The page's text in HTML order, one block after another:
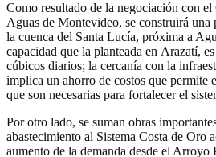
Como resultado de la negociación con el
Aguas de Montevideo, se construirá una
la cuenca del Santa Lucía, próxima a
capacidad que la planteada en Arazatí,
cúbicos diarios; la cercanía con la
implica un ahorro de costos que permite
que son necesarias para fortalecer el
Por otro lado, se suman obras
abastecimiento al Sistema Costa de Oro
aumento de la demanda desde el Arroyo